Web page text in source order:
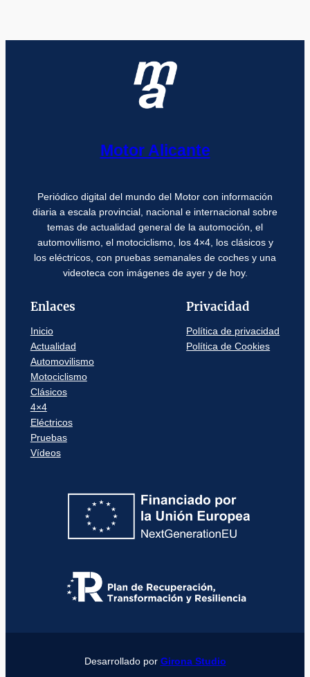
Motor Alicante
Periódico digital del mundo del Motor con información
diaria a escala provincial, nacional e internacional sobre
temas de actualidad general de la automoción, el
automovilismo, el motociclismo, los 4×4, los clásicos y
los eléctricos, con pruebas semanales de coches y una
videoteca con imágenes de ayer y de hoy.
Enlaces
Inicio
Actualidad
Automovilismo
Motociclismo
Clásicos
4×4
Eléctricos
Pruebas
Vídeos
Privacidad
Política de privacidad
Política de Cookies
Desarrollado por Girona Studio